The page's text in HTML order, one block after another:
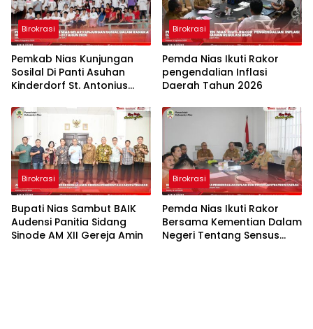
Birokrasi
Pemkab Nias Kunjungan
Sosilal Di Panti Asuhan
Kinderdorf St. Antonius
Birokrasi
Pemda Nias Ikuti Rakor
pengendalian Inflasi
Daerah Tahun 2026
Birokrasi
Bupati Nias Sambut BAIK
Audensi Panitia Sidang
Sinode AM XII Gereja Amin
Birokrasi
Pemda Nias Ikuti Rakor
Bersama Kementian Dalam
Negeri Tentang Sensus